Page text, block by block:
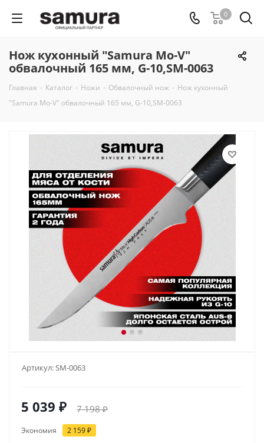
0
Нож кухонный "Samura Mo-V"
обвалочный 165 мм, G-10,SM-0063
Главная - Каталог - Ножи - Обвалочный нож - Нож кухонный
"Samura Mo-V" обвалочный 165 мм, G-10,SM-0063
Артикул:SM-0063
5 039 ₽ 7 198₽
Экономия 2 159₽